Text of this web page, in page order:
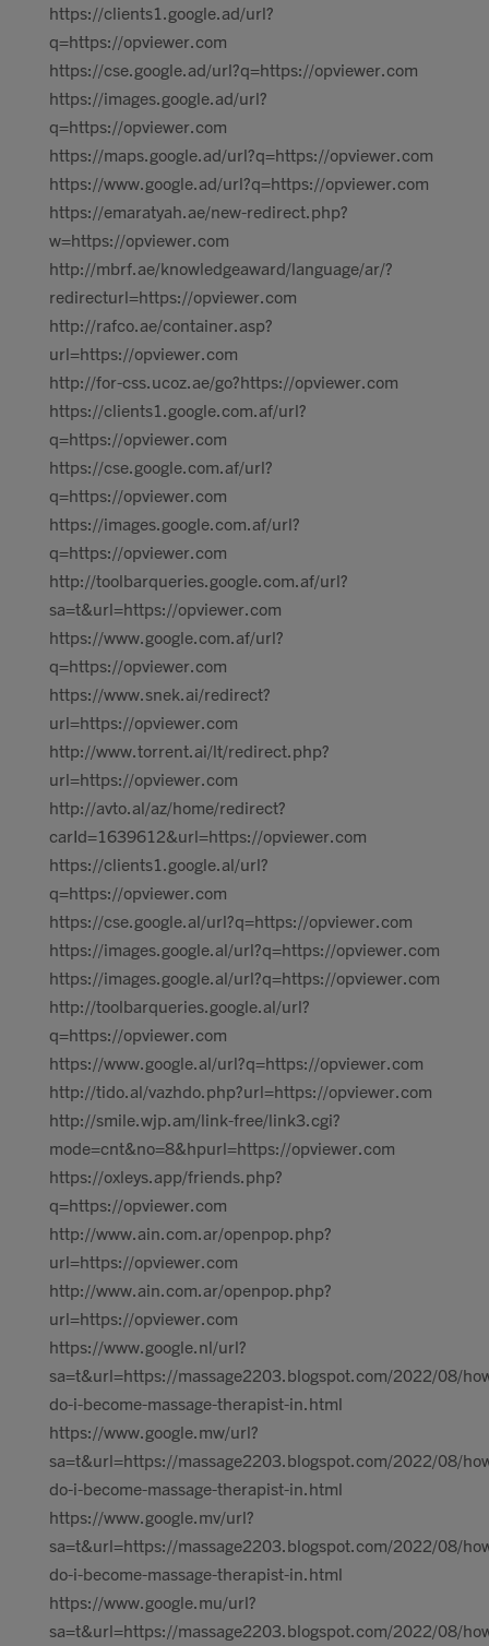
https://clients1.google.ad/url?
q=https://opviewer.com
https://cse.google.ad/url?q=https://opviewer.com
https://images.google.ad/url?
q=https://opviewer.com
https://maps.google.ad/url?q=https://opviewer.com
https://www.google.ad/url?q=https://opviewer.com
https://emaratyah.ae/new-redirect.php?
w=https://opviewer.com
http://mbrf.ae/knowledgeaward/language/ar/?
redirecturl=https://opviewer.com
http://rafco.ae/container.asp?
url=https://opviewer.com
http://for-css.ucoz.ae/go?https://opviewer.com
https://clients1.google.com.af/url?
q=https://opviewer.com
https://cse.google.com.af/url?
q=https://opviewer.com
https://images.google.com.af/url?
q=https://opviewer.com
http://toolbarqueries.google.com.af/url?
sa=t&url=https://opviewer.com
https://www.google.com.af/url?
q=https://opviewer.com
https://www.snek.ai/redirect?
url=https://opviewer.com
http://www.torrent.ai/lt/redirect.php?
url=https://opviewer.com
http://avto.al/az/home/redirect?
carId=1639612&url=https://opviewer.com
https://clients1.google.al/url?
q=https://opviewer.com
https://cse.google.al/url?q=https://opviewer.com
https://images.google.al/url?q=https://opviewer.com
https://images.google.al/url?q=https://opviewer.com
http://toolbarqueries.google.al/url?
q=https://opviewer.com
https://www.google.al/url?q=https://opviewer.com
http://tido.al/vazhdo.php?url=https://opviewer.com
http://smile.wjp.am/link-free/link3.cgi?
mode=cnt&no=8&hpurl=https://opviewer.com
https://oxleys.app/friends.php?
q=https://opviewer.com
http://www.ain.com.ar/openpop.php?
url=https://opviewer.com
http://www.ain.com.ar/openpop.php?
url=https://opviewer.com
https://www.google.nl/url?
sa=t&url=https://massage2203.blogspot.com/2022/08/
do-i-become-massage-therapist-in.html
https://www.google.mw/url?
sa=t&url=https://massage2203.blogspot.com/2022/08/
do-i-become-massage-therapist-in.html
https://www.google.mv/url?
sa=t&url=https://massage2203.blogspot.com/2022/08/
do-i-become-massage-therapist-in.html
https://www.google.mu/url?
sa=t&url=https://massage2203.blogspot.com/2022/08/